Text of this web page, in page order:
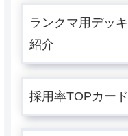
ランクマ用デッキ
紹介
採用率TOPカード